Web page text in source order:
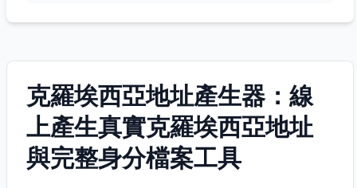
克羅埃西亞地址產生器：線
上產生真實克羅埃西亞地址
與完整身分檔案工具